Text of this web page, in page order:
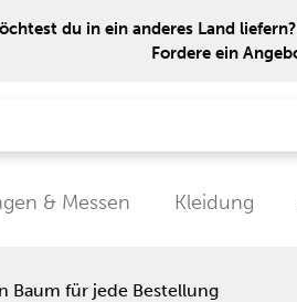
du in ein anderes Land
Fordere ein
& Messen Kleidung
Baum für jede Bestellung